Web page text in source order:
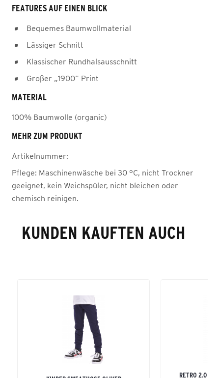
FEATURES AUF EINEN BLICK
Bequemes Baumwollmaterial
Lässiger Schnitt
Klassischer Rundhalsausschnitt
Großer „1900“ Print
MATERIAL
100% Baumwolle (organic)
MEHR ZUM PRODUKT
Artikelnummer:
Pflege: Maschinenwäsche bei 30 °C, nicht Trockner
geeignet, kein Weichspüler, nicht bleichen oder
chemisch reinigen.
KUNDEN KAUFTEN AUCH
RETRO 2.0